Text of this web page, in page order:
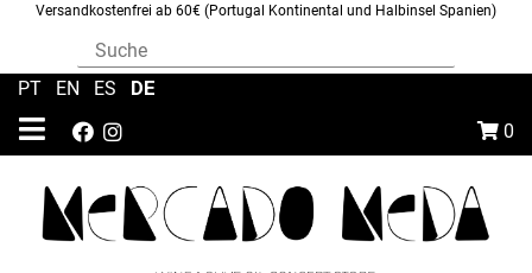
Versandkostenfrei ab 60€ (Portugal Kontinental und Halbinsel Spanien)
0
PT EN ES DE